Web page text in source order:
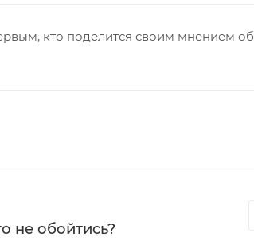
кто поделится своим мнением об
не обойтись?